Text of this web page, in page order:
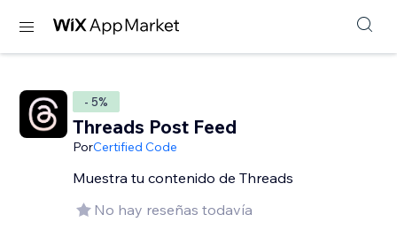
- 5%
Threads Post Feed
PorCertified Code
Muestra tu contenido de Threads
No hay reseñas todavía